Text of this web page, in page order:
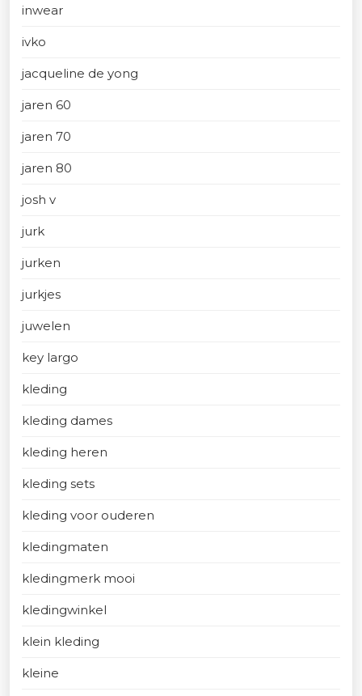
inwear
ivko
jacqueline de yong
jaren 60
jaren 70
jaren 80
josh v
jurk
jurken
jurkjes
juwelen
key largo
kleding
kleding dames
kleding heren
kleding sets
kleding voor ouderen
kledingmaten
kledingmerk mooi
kledingwinkel
klein kleding
kleine